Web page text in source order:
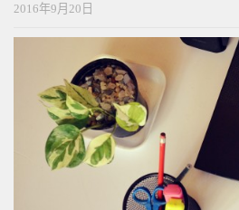
2016年9月20日